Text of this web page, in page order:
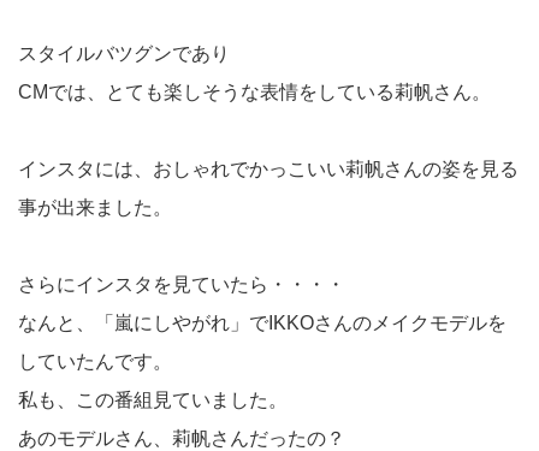
スタイルバツグンであり
CMでは、とても楽しそうな表情をしている莉帆さん。
インスタには、おしゃれでかっこいい莉帆さんの姿を見る
事が出来ました。
さらにインスタを見ていたら・・・・
なんと、「嵐にしやがれ」でIKKOさんのメイクモデルを
していたんです。
私も、この番組見ていました。
あのモデルさん、莉帆さんだったの？